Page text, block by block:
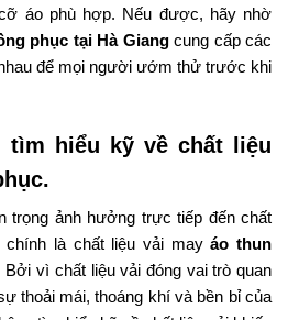
áo phù hợp. Nếu được, hãy nhờ
phục tại Hà Giangcung cấp các
để mọi người ướm thử trước khi
tìm hiểu kỹ về chất liệu
trọng ảnh hưởng trực tiếp đến chất
chính là chất liệu vải mayáo thun
Bởi vì chất liệu vải đóng vai trò quan
thoải mái, thoáng khí và bền bỉ của